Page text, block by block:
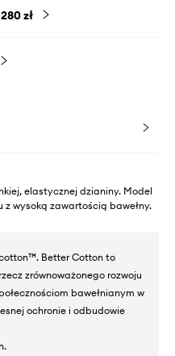
280 zł
elastycznej dzianiny. Model
wysoką zawartością bawełny.
Better Cotton to
zrównoważonego rozwoju
bawełnianym w
ochronie i odbudowie